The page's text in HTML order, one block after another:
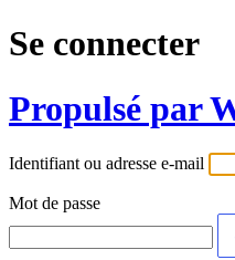
Se connecter
Propulsé par
Identifiant ou adresse e-mail
Mot de passe